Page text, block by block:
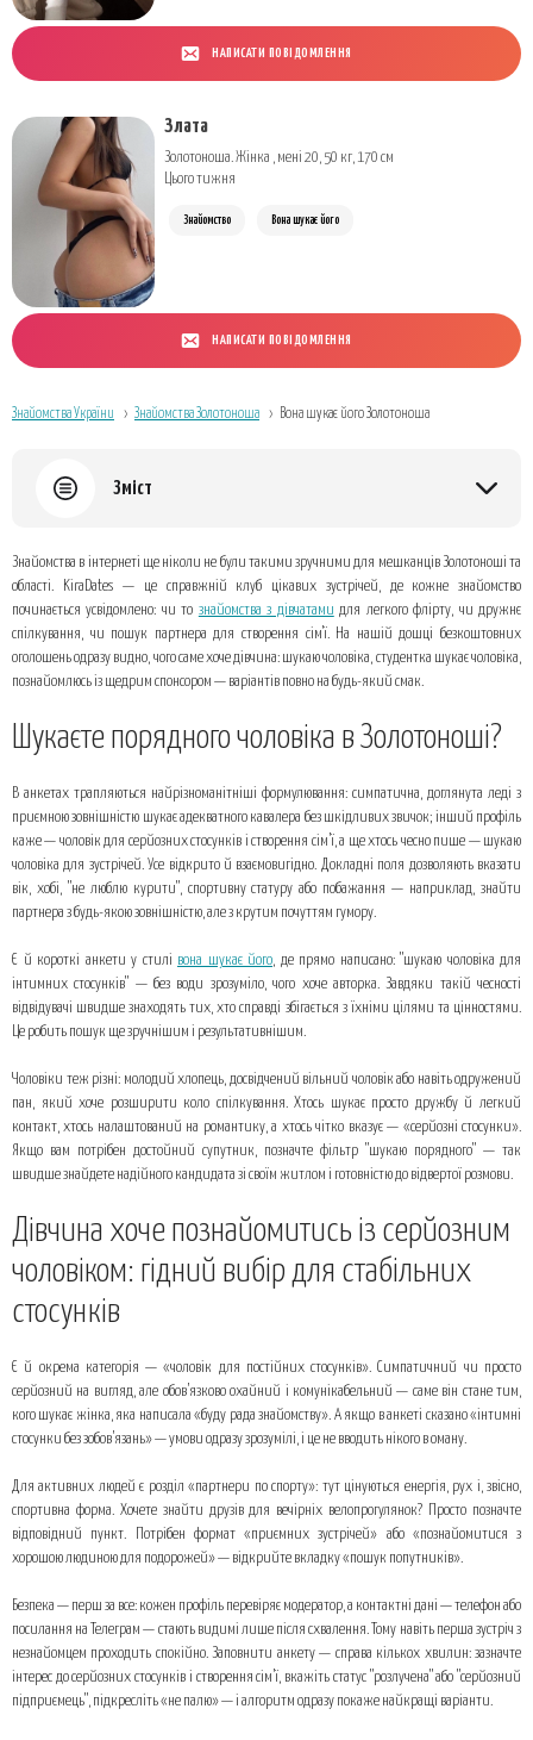
НАПИСАТИ ПОВІДОМЛЕННЯ
Злата
Золотоноша. Жінка , мені 20, 50 кг, 170 см
Цього тижня
Знайомство Вона шукає його
НАПИСАТИ ПОВІДОМЛЕННЯ
Знайомства України Знайомства Золотоноша Вона шукає його Золотоноша
Зміст
Дівчина хоче познайомитись із серйозним чоловіком: гідний вибір для
стабільних стосунків
Топ 3 поради від нас:
Знайомства в інтернеті ще ніколи не були такими зручними для мешканців Золотоноші та
області. KiraDates — це справжній клуб цікавих зустрічей, де кожне знайомство
починається усвідомлено: чи то знайомства з дівчатами для легкого флірту, чи дружнє
спілкування, чи пошук партнера для створення сім'ї. На нашій дошці безкоштовних
оголошень одразу видно, чого саме хоче дівчина: шукаю чоловіка, студентка шукає чоловіка,
познайомлюсь із щедрим спонсором — варіантів повно на будь-який смак.
Шукаєте порядного чоловіка в Золотоноші?
В анкетах трапляються найрізноманітніші формулювання: симпатична, доглянута леді з
приємною зовнішністю шукає адекватного кавалера без шкідливих звичок; інший профіль
каже — чоловік для серйозних стосунків і створення сім’ї, а ще хтось чесно пише — шукаю
чоловіка для зустрічей. Усе відкрито й взаємовигідно. Докладні поля дозволяють вказати
вік, хобі, "не люблю курити", спортивну статуру або побажання — наприклад, знайти
партнера з будь-якою зовнішністю, але з крутим почуттям гумору.
Є й короткі анкети у стилі вона шукає його, де прямо написано: "шукаю чоловіка для
інтимних стосунків" — без води зрозуміло, чого хоче авторка. Завдяки такій чесності
відвідувачі швидше знаходять тих, хто справді збігається з їхніми цілями та цінностями.
Це робить пошук ще зручнішим і результативнішим.
Чоловіки теж різні: молодий хлопець, досвідчений вільний чоловік або навіть одружений
пан, який хоче розширити коло спілкування. Хтось шукає просто дружбу й легкий
контакт, хтось налаштований на романтику, а хтось чітко вказує — «серйозні стосунки».
Якщо вам потрібен достойний супутник, позначте фільтр "шукаю порядного" — так
швидше знайдете надійного кандидата зі своїм житлом і готовністю до відвертої розмови.
Дівчина хоче познайомитись із серйозним
чоловіком: гідний вибір для стабільних
стосунків
Є й окрема категорія — «чоловік для постійних стосунків». Симпатичний чи просто
серйозний на вигляд, але обов’язково охайний і комунікабельний — саме він стане тим,
кого шукає жінка, яка написала «буду рада знайомству». А якщо в анкеті сказано «інтимні
стосунки без зобов’язань» — умови одразу зрозумілі, і це не вводить нікого в оману.
Для активних людей є розділ «партнери по спорту»: тут цінуються енергія, рух і, звісно,
спортивна форма. Хочете знайти друзів для вечірніх велопрогулянок? Просто позначте
відповідний пункт. Потрібен формат «приємних зустрічей» або «познайомитися з
хорошою людиною для подорожей» — відкрийте вкладку «пошук попутників».
Безпека — перш за все: кожен профіль перевіряє модератор, а контактні дані — телефон або
посилання на Телеграм — стають видимі лише після схвалення. Тому навіть перша зустріч з
незнайомцем проходить спокійно. Заповнити анкету — справа кількох хвилин: зазначте
інтерес до серйозних стосунків і створення сім’ї, вкажіть статус "розлучена" або "серйозний
підприємець", підкресліть «не палю» — і алгоритм одразу покаже найкращі варіанти.